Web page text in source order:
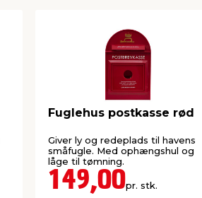
Fuglehus postkasse rød
Giver ly og redeplads til havens
småfugle. Med ophængshul og
låge til tømning.
149,00pr. stk.